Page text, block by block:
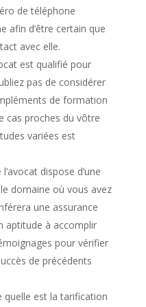
de téléphone
afin d’être certain que
avec elle.
est qualifié pour
pas de considérer
de formation
cas proches du vôtre
variées est
dispose d’une
domaine où vous avez
une assurance
aptitude à accomplir
pour vérifier
de précédents
quelle est la tarification